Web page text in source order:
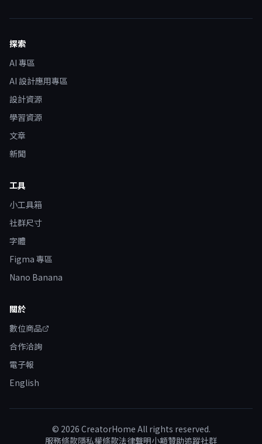
探索
AI 專區
AI 設計應用專區
設計資源
學習資源
文章
新聞
工具
小工具箱
社群尺寸
字體
Figma 專區
Nano Banana
關於
數位商品
合作洽詢
電子報
English
© 2026 CreatorHome All rights reserved.
服務條款隱私權條款法律聲明小額贊助追蹤社群